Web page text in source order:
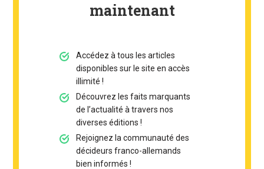
maintenant
Accédez à tous les articles
disponibles sur le site en accès
illimité !
Découvrez les faits marquants
de l’actualité à travers nos
diverses éditions !
Rejoignez la communauté des
décideurs franco-allemands
bien informés !